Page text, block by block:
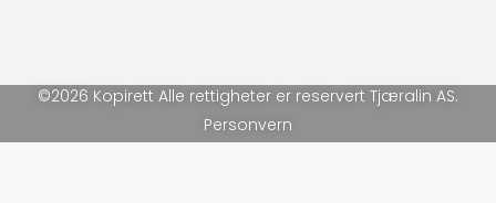
©2026 Kopirett Alle rettigheter er reservert Tjæralin AS.
Personvern